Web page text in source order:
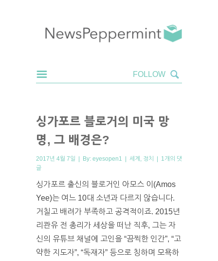
싱가포르 블로거의 미국 망
명, 그 배경은?
2017년 4월 7일 | By: eyesopen1 | 세계 정치 | 1개의 댓
글
싱가포르 출신의 블로거인 아모스 이(Amos
Yee)는 여느 10대 소년과 다르지 않습니다.
거칠고 배려가 부족하고 공격적이죠. 2015년
리콴유 전 총리가 세상을 떠난 직후, 그는 자
신의 유튜브 채널에 고인을 “끔찍한 인간”, “고
약한 지도자”, “독재자” 등으로 칭하며 모욕하